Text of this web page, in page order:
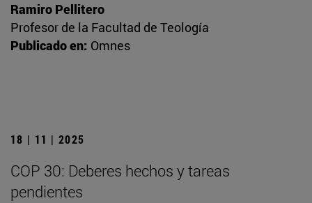
Ramiro Pellitero
Profesor de la Facultad de Teología
Publicado en: Omnes
18 | 11 | 2025
COP 30: Deberes hechos y tareas
pendientes